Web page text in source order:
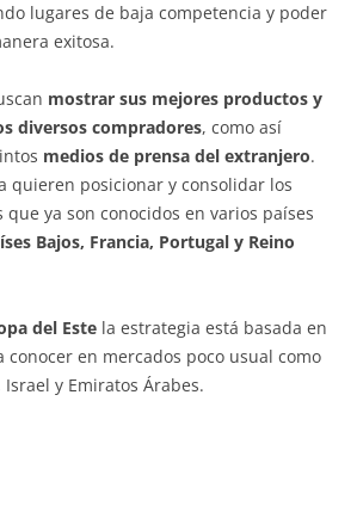
lugares de baja competencia y poder
exitosa.
mostrar sus mejores productos y
diversos compradores, como así
medios de prensa del extranjero.
quieren posicionar y consolidar los
ya son conocidos en varios países
Bajos, Francia, Portugal y Reino
del Este la estrategia está basada en
conocer en mercados poco usual como
y Emiratos Árabes.